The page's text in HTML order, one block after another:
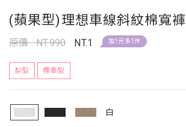
(蘋果型)理想車線斜紋棉寬褲
原價 : NT.990 NT.1 加1元多1件
梨型 標準型
白